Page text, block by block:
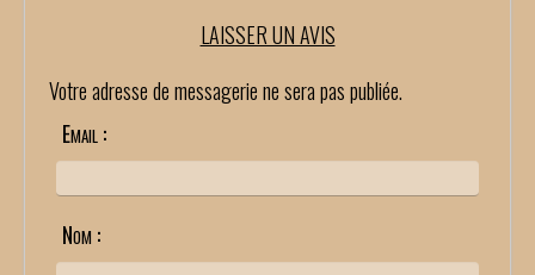
LAISSER UN AVIS
Votre adresse de messagerie ne sera pas publiée.
Email :
Nom :